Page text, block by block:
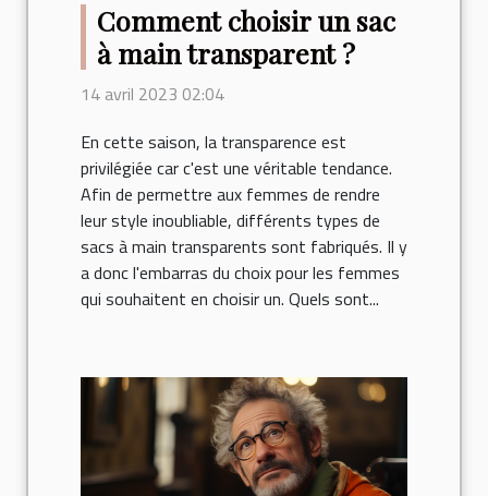
Comment choisir un sac
à main transparent ?
14 avril 2023 02:04
En cette saison, la transparence est
privilégiée car c'est une véritable tendance.
Afin de permettre aux femmes de rendre
leur style inoubliable, différents types de
sacs à main transparents sont fabriqués. Il y
a donc l'embarras du choix pour les femmes
qui souhaitent en choisir un. Quels sont...